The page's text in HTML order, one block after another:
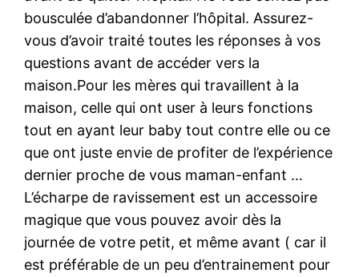
bousculée d’abandonner l’hôpital. Assurez-
vous d’avoir traité toutes les réponses à vos
questions avant de accéder vers la
maison.Pour les mères qui travaillent à la
maison, celle qui ont user à leurs fonctions
tout en ayant leur baby tout contre elle ou ce
que ont juste envie de profiter de l’expérience
dernier proche de vous maman-enfant …
L’écharpe de ravissement est un accessoire
magique que vous pouvez avoir dès la
journée de votre petit, et même avant ( car il
est préférable de un peu d’entrainement pour